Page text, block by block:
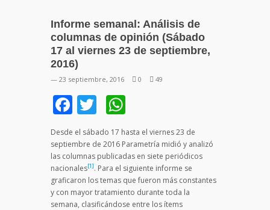
Informe semanal: Análisis de
columnas de opinión (Sábado
17 al viernes 23 de septiembre,
2016)
— 23 septiembre, 2016 0 49
Facebook
Twitter
Desde el sábado 17 hasta el viernes 23 de
septiembre de 2016 Parametría midió y analizó
las columnas publicadas en siete periódicos
nacionales[1]. Para el siguiente informe se
graficaron los temas que fueron más constantes
y con mayor tratamiento durante toda la
semana, clasificándose entre los ítems